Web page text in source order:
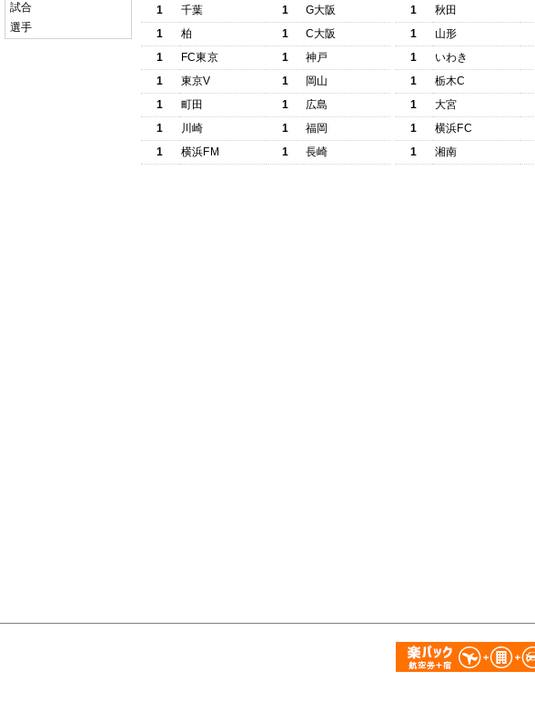
試合
選手
1
千葉 1
G大阪
1
柏 1
C大阪
1
FC東京 1
神戸
1
東京V 1
岡山
1
町田 1
広島
1
川崎 1
福岡
1
横浜FM 1 長崎
1
秋田
1
山形
1
いわき
1
栃木C
1
大宮
1
横浜FC
1
湘南